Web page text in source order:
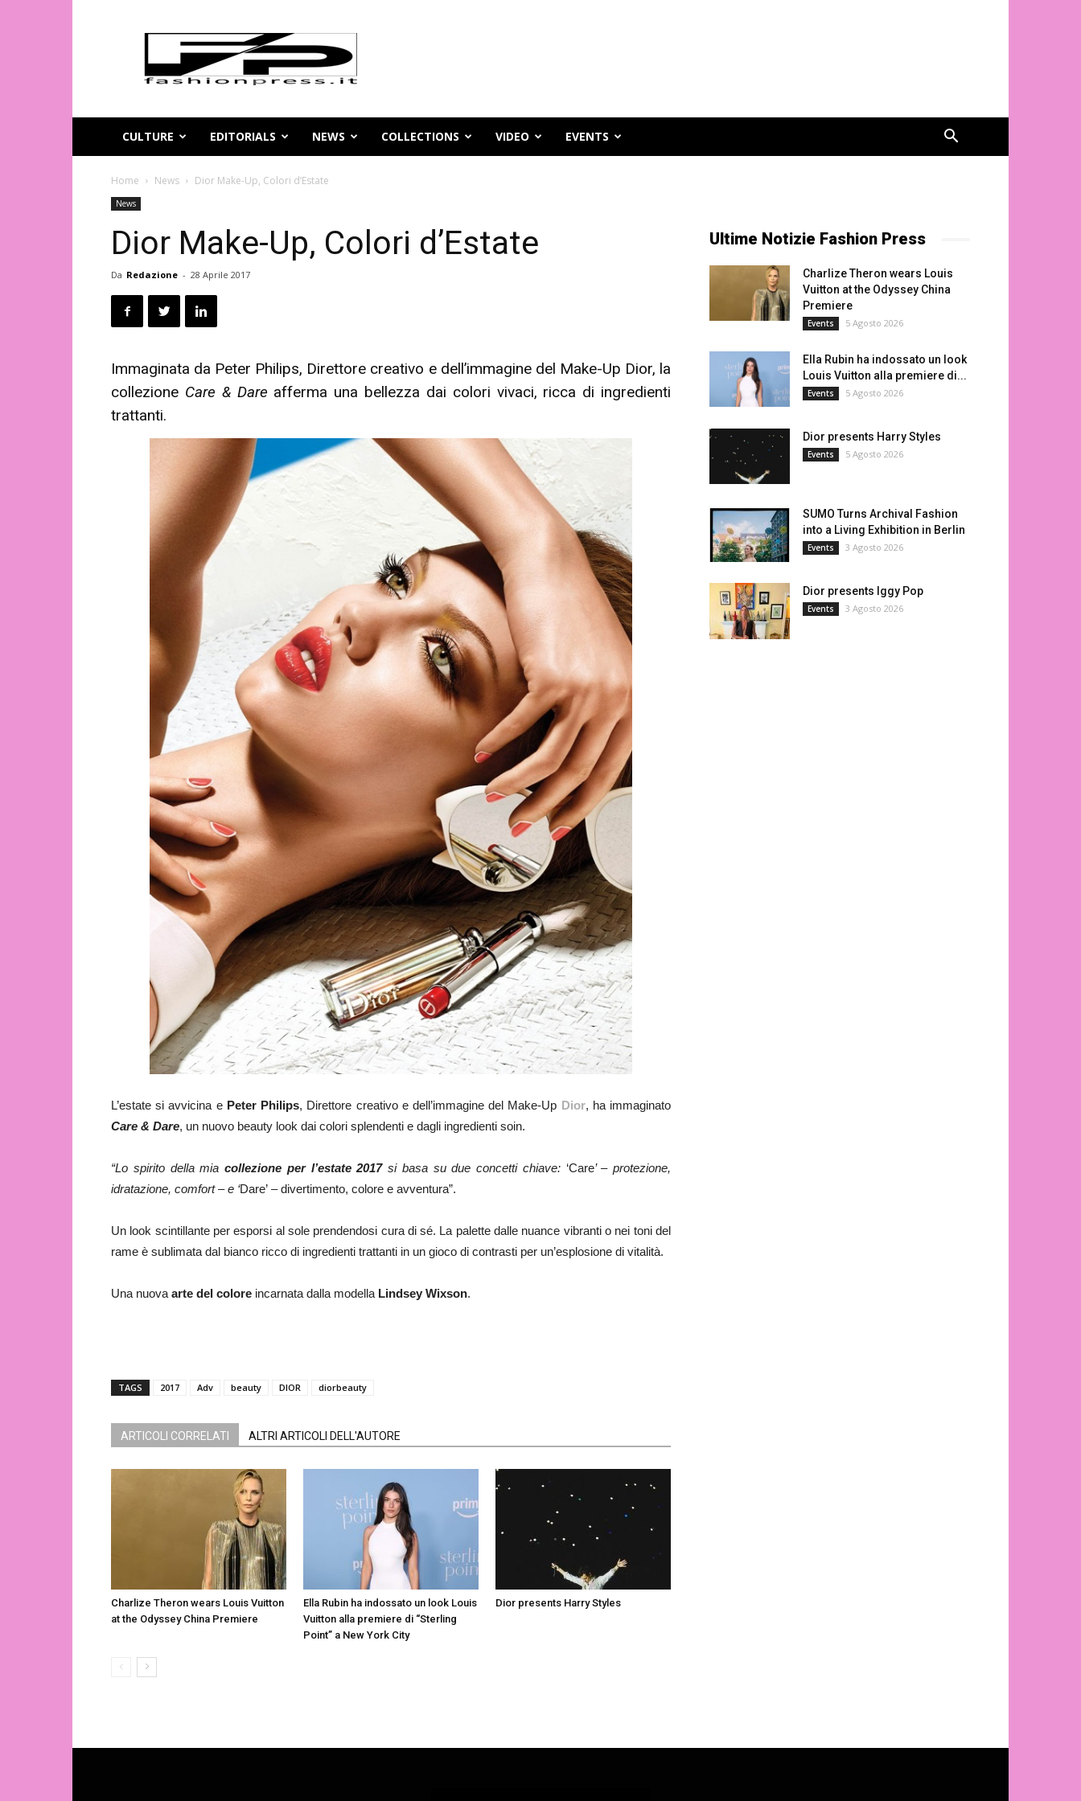
Magazine
moda
online
FashionPress.it
CULTURE
EDITORIALS NEWS COLLECTIONS VIDEO EVENTS
Home News Dior Make-Up, Colori d’Estate
News
Dior Make-Up, Colori d’Estate
Da Redazione - 28 Aprile 2017
Immaginata da Peter Philips, Direttore creativo e dell’immagine del Make-Up Dior, la
collezione Care & Dare afferma una bellezza dai colori vivaci, ricca di ingredienti
trattanti.
L’estate si avvicina e Peter Philips, Direttore creativo e dell’immagine del Make-Up Dior, ha immaginato
Care & Dare, un nuovo beauty look dai colori splendenti e dagli ingredienti soin.
“Lo spirito della mia collezione per l’estate 2017si basa su due concetti chiave: ‘Care’ – protezione,
idratazione, comfort – e ‘Dare’ –divertimento, colore e avventura”.
Un look scintillante per esporsi al sole prendendosi cura di sé. La palette dalle nuance vibranti o nei toni del
rame è sublimata dal bianco ricco di ingredienti trattanti in un gioco di contrasti per un’esplosione di vitalità.
Una nuova arte del colore incarnata dalla modella Lindsey Wixson.
TAGS 2017 Adv beauty DIOR diorbeauty
ARTICOLI CORRELATI ALTRI ARTICOLI DELL'AUTORE
Charlize Theron wears Louis Vuitton
at the Odyssey China Premiere
Ella Rubin ha indossato un look Louis
Vuitton alla premiere di “Sterling
Point” a New York City
Dior presents Harry Styles
Ultime Notizie Fashion Press
Charlize Theron wears Louis
Vuitton at the Odyssey China
Premiere
Events 5 Agosto 2026
Ella Rubin ha indossato un look
Louis Vuitton alla premiere di...
Events 5 Agosto 2026
Dior presents Harry Styles
Events 5 Agosto 2026
SUMO Turns Archival Fashion
into a Living Exhibition in Berlin
Events 3 Agosto 2026
Dior presents Iggy Pop
Events 3 Agosto 2026